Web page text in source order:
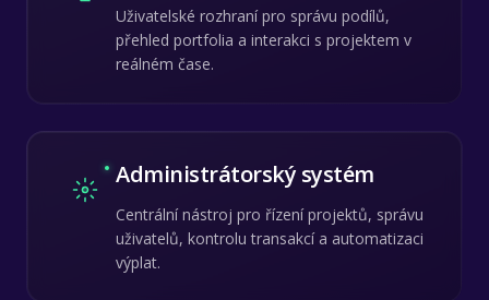
Uživatelské rozhraní pro správu podílů,
přehled portfolia a interakci s projektem v
reálném čase.
Administrátorský systém
Centrální nástroj pro řízení projektů, správu
uživatelů, kontrolu transakcí a automatizaci
výplat.